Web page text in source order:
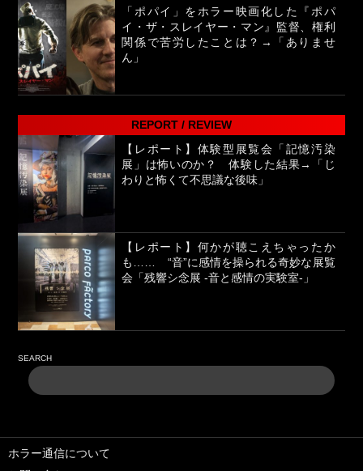
「ポパイ」をホラー映画化した『ポパ
イ・ザ・スレイヤー・マン』監督、権利
関係で苦労したことは？→「ありませ
ん」
REPORT / REVIEW
【レポート】体験型展覧会「記憶汚染
展」は怖いのか？ 体験した結果→「じ
わりと怖くて不思議な後味」
【レポート】何かが聴こえちゃったか
も…… “音”に感情を操られる奇妙な展覧
会「残響シ念展 -⾳と感情の実験室-」
SEARCH
ホラー通信について